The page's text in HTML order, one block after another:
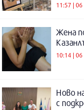
11:57 |
Жена
10:14 |
Ново
с